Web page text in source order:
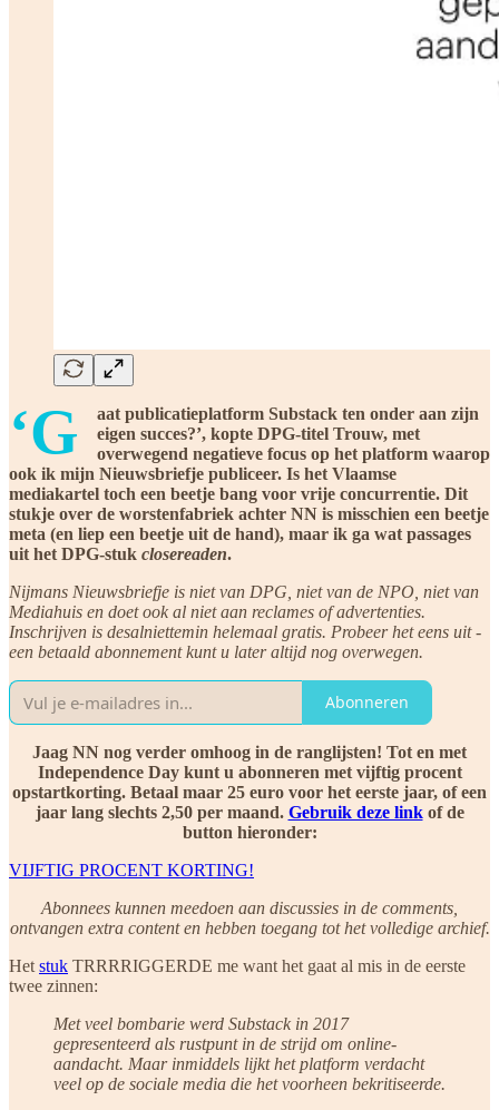
‘G
aat publicatieplatform Substack ten onder aan zijn
eigen succes?’, kopte DPG-titel Trouw, met
overwegend negatieve focus op het platform waarop
ook ik mijn Nieuwsbriefje publiceer. Is het Vlaamse
mediakartel toch een beetje bang voor vrije concurrentie. Dit
stukje over de worstenfabriek achter NN is misschien een beetje
meta (en liep een beetje uit de hand), maar ik ga wat passages
uit het DPG-stuk closereaden.
Nijmans Nieuwsbriefje is niet van DPG, niet van de NPO, niet van
Mediahuis en doet ook al niet aan reclames of advertenties.
Inschrijven is desalniettemin helemaal gratis. Probeer het eens uit -
een betaald abonnement kunt u later altijd nog overwegen.
Abonneren
Jaag NN nog verder omhoog in de ranglijsten! Tot en met
Independence Day kunt u abonneren met vijftig procent
opstartkorting. Betaal maar 25 euro voor het eerste jaar, of een
jaar lang slechts 2,50 per maand. Gebruik deze linkof de
button hieronder:
VIJFTIG PROCENT KORTING!
Abonnees kunnen meedoen aan discussies in de comments,
ontvangen extra content en hebben toegang tot het volledige archief.
Het stuk TRRRRIGGERDE me want het gaat al mis in de eerste
twee zinnen:
Met veel bombarie werd Substack in 2017
gepresenteerd als rustpunt in de strijd om online-
aandacht. Maar inmiddels lijkt het platform verdacht
veel op de sociale media die het voorheen bekritiseerde.